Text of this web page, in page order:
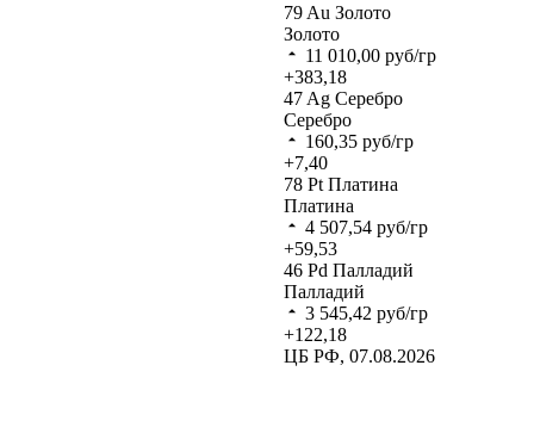
79 Au Золото
Золото
11 010,00 руб/гр
+383,18
47 Ag Серебро
Серебро
160,35 руб/гр
+7,40
78 Pt Платина
Платина
4 507,54 руб/гр
+59,53
46 Pd Палладий
Палладий
3 545,42 руб/гр
+122,18
ЦБ РФ, 07.08.2026